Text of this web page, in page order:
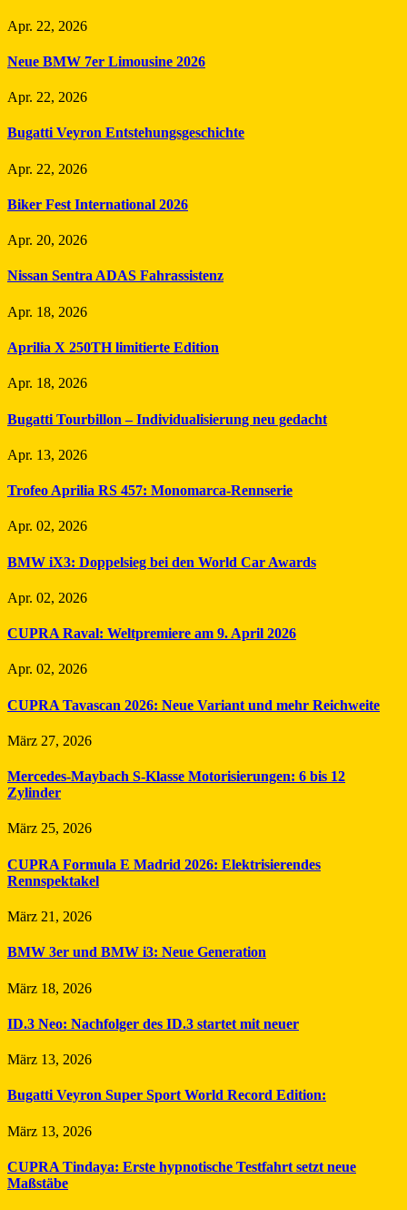
Apr. 22, 2026
Neue BMW 7er Limousine 2026
Apr. 22, 2026
Bugatti Veyron Entstehungsgeschichte
Apr. 22, 2026
Biker Fest International 2026
Apr. 20, 2026
Nissan Sentra ADAS Fahrassistenz
Apr. 18, 2026
Aprilia X 250TH limitierte Edition
Apr. 18, 2026
Bugatti Tourbillon – Individualisierung neu gedacht
Apr. 13, 2026
Trofeo Aprilia RS 457: Monomarca-Rennserie
Apr. 02, 2026
BMW iX3: Doppelsieg bei den World Car Awards
Apr. 02, 2026
CUPRA Raval: Weltpremiere am 9. April 2026
Apr. 02, 2026
CUPRA Tavascan 2026: Neue Variant und mehr Reichweite
März 27, 2026
Mercedes-Maybach S-Klasse Motorisierungen: 6 bis 12
Zylinder
März 25, 2026
CUPRA Formula E Madrid 2026: Elektrisierendes
Rennspektakel
März 21, 2026
BMW 3er und BMW i3: Neue Generation
März 18, 2026
ID.3 Neo: Nachfolger des ID.3 startet mit neuer
März 13, 2026
Bugatti Veyron Super Sport World Record Edition:
März 13, 2026
CUPRA Tindaya: Erste hypnotische Testfahrt setzt neue
Maßstäbe